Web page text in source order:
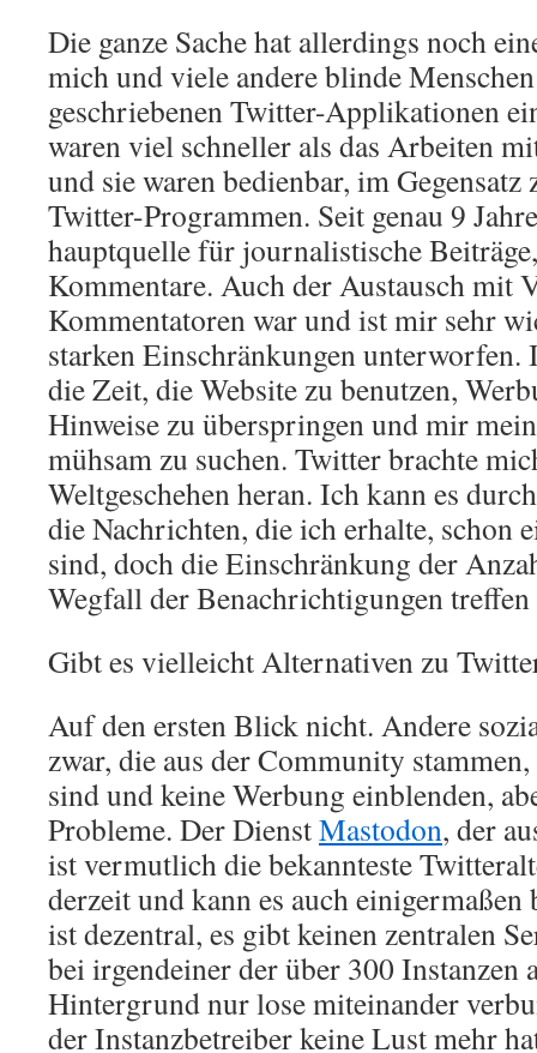
Die ganze Sache hat allerdings noch
mich und viele andere blinde
geschriebenen Twitter-Applikationen
waren viel schneller als das Arbeiten
und sie waren bedienbar, im Gegensatz
Twitter-Programmen. Seit genau 9
hauptquelle für journalistische
Kommentare. Auch der Austausch mit
Kommentatoren war und ist mir sehr
starken Einschränkungen unterworfen.
die Zeit, die Website zu benutzen,
Hinweise zu überspringen und mir
mühsam zu suchen. Twitter brachte
Weltgeschehen heran. Ich kann es
die Nachrichten, die ich erhalte, schon
sind, doch die Einschränkung der
Wegfall der Benachrichtigungen
Gibt es vielleicht Alternativen zu
Auf den ersten Blick nicht. Andere
zwar, die aus der Community
sind und keine Werbung einblenden,
Probleme. Der DienstMastodon, der
ist vermutlich die bekannteste
derzeit und kann es auch
ist dezentral, es gibt keinen zentralen
bei irgendeiner der über 300 Instanzen
Hintergrund nur lose miteinander
der Instanzbetreiber keine Lust mehr